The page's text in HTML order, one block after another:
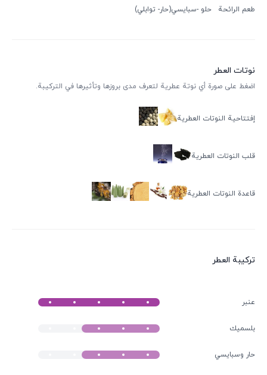
طعم الرائحة حلو سبایسي(حار- توابلي)
نوتات العطر
اضغط على صورة أي نوتة عطرية لتعرف مدى بروزها وتأثيرها في التركيبة.
إفتتاحية النوتات العطرية
قلب النوتات العطرية
قاعدة النوتات العطرية
ترکیبة العطر
عنبر
بلسميك
حار وسبايسي